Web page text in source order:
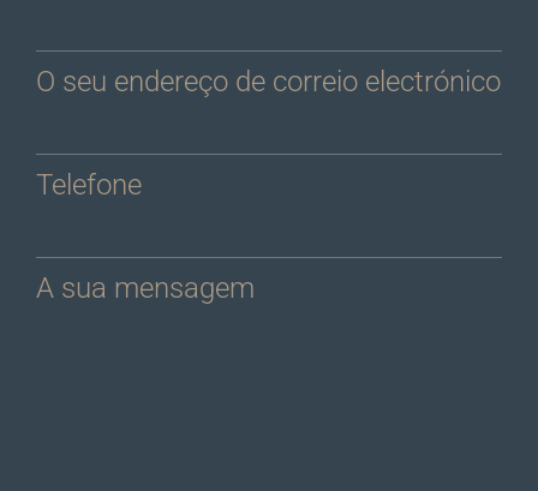
O seu endereço de correio electrónico
Telefone
A sua mensagem